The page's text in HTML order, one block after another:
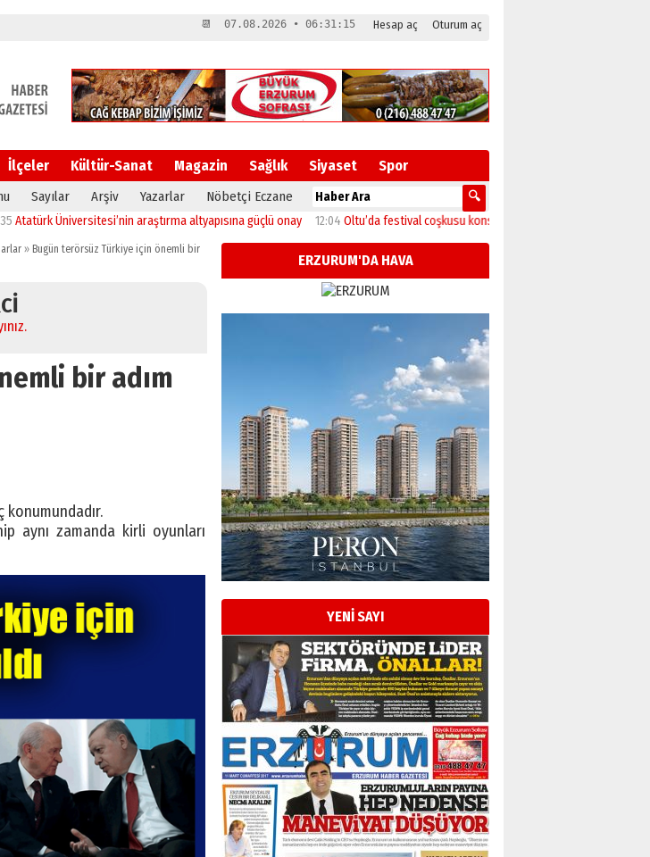
Hesap aç Oturum aç
📆 07.08.2026 • 06:31:15
İlçeler Kültür-Sanat Magazin Sağlık Siyaset Spor
Sayılar Arşiv Yazarlar Nöbetçi Eczane
Üniversitesi’nin araştırma altyapısına güçlü onay 12:04 Oltu’da festival coşkusu konserle zirveye ulaştı
»Bugün terörsüz Türkiye için önemli bir
bir adım
aynı zamanda kirli oyunları
ERZURUM'DA HAVA
YENİ SAYI
Esat BİNDESEN
Başkan Sekmen’den Erzurum’a
bir vizyon proje daha!
02 Ağustos 2026 Pazar
Kadir SABUNCUOĞLU
Erzurumspor’un köşe taşları
29 Haziran 2026 Pazartesi
Kenan GÜLERCİ
Murat Şahsuvaroğlu ERKON’da
çıtayı yukarı taşırken,
yönetimdekiler aşağı
çekmemeli!
17 Şubat 2026 SalıOrhan BOZKURT
Bir fotoğraf, bir şehir, bir
gazeteci… Dizginler kimin
elinde?
31 Mart 2026 Salı
A. Berhan Yılmaz
BİR BÖLÜM DEĞİL, BİR ÖMÜR
SEÇİYORSUNUZ… “NEDEN
ATATÜRK ÜNİVERSİTESİ?”